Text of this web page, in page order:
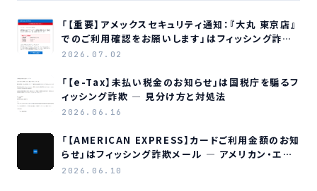
「【重要】アメックスセキュリティ通知：『大丸 東京店』
でのご利用確認をお願いします」はフィッシング詐欺
メールです
2026.07.02
「【e-Tax】未払い税金のお知らせ」は国税庁を騙るフ
ィッシング詐欺 ― 見分け方と対処法
2026.06.16
「【AMERICAN EXPRESS】カードご利用金額のお知
らせ」はフィッシング詐欺メール ― アメリカン・エキ
スプレスを装う偽メールの見分け方
2026.06.10